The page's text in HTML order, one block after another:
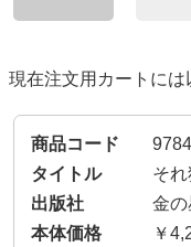
現在注文用カートには
そ
金の
￥